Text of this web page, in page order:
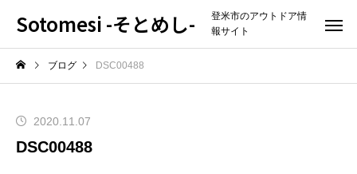
Sotomesi -そとめし-
登米市のアウトドア情
報サイト
ブログ DSC00488
2020.11.07
DSC00488